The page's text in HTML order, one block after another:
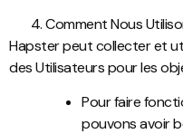
Comment Nous
Hapster peut collecter et
des Utilisateurs pour les
Pour faire
pouvons avoir